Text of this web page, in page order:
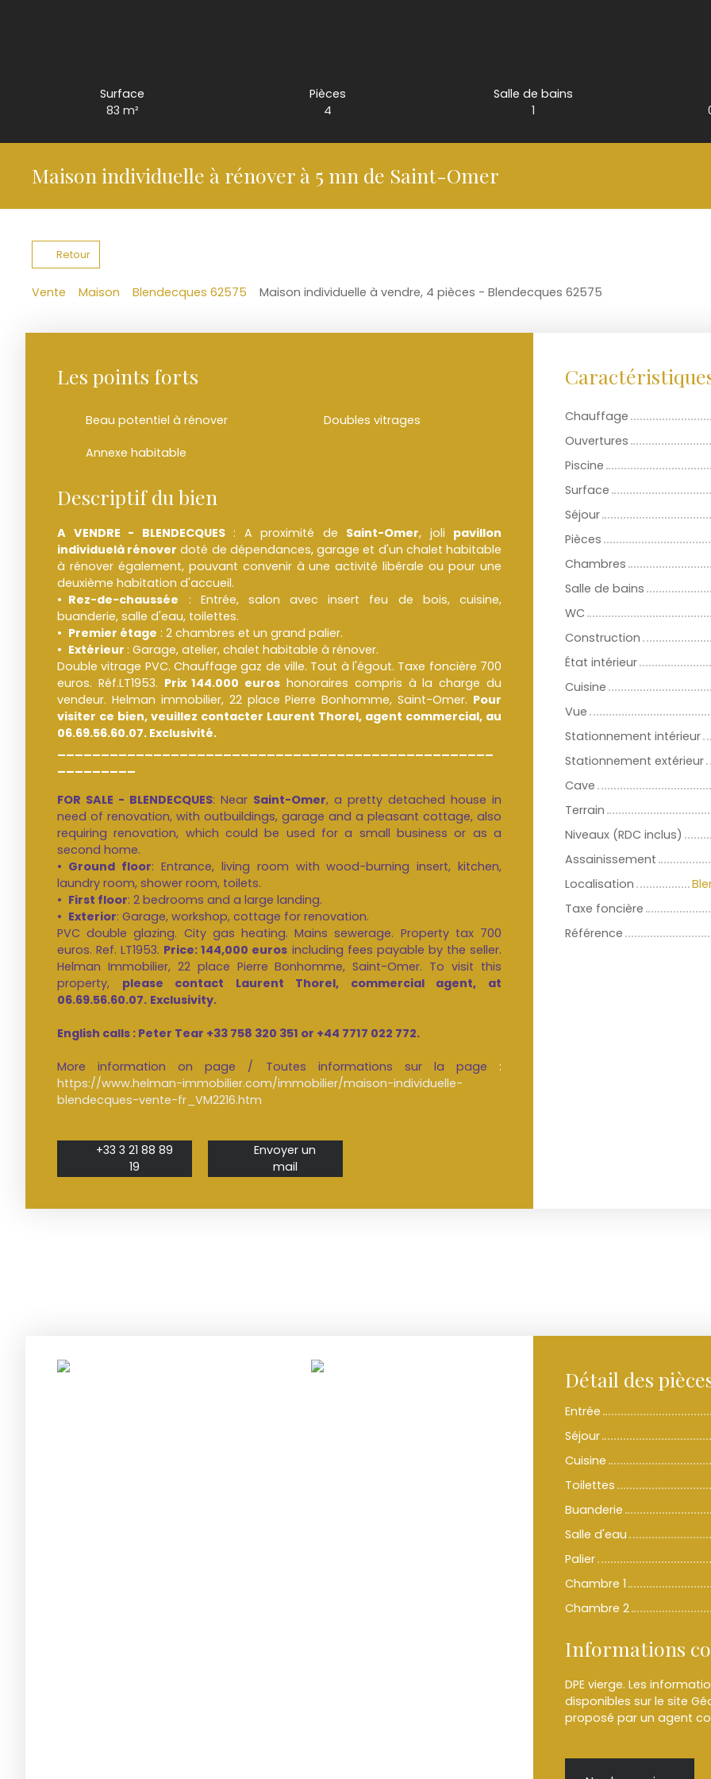
Surface
83 m²
Pièces
4
Salle de bains
1
Maison individuelle à rénover à 5 mn de Saint-Omer
Retour
Vente Maison Blendecques 62575 Maison individuelle à vendre, 4 pièces - Blendecques 62575
Les points forts
Beau potentiel à rénover Doubles vitrages
Annexe habitable
Descriptif du bien
A VENDRE - BLENDECQUES: A proximité de Saint-Omer, joli pavillon
individuelà rénover doté de dépendances, garage et d'un chalet habitable
à rénover également, pouvant convenir à une activité libérale ou pour une
deuxième habitation d'accueil.
Rez-de-chaussée : Entrée, salon avec insert feu de bois, cuisine,
buanderie, salle d'eau, toilettes.
Premier étage : 2 chambres et un grand palier.
Extérieur: Garage, atelier, chalet habitable à rénover.
Double vitrage PVC. Chauffage gaz de ville. Tout à l'égout. Taxe foncière 700
euros. Réf.LT1953. Prix 144.000 euros honoraires compris à la charge du
vendeur. Helman immobilier, 22 place Pierre Bonhomme, Saint-Omer. Pour
visiter ce bien, veuillez contacter Laurent Thorel, agent commercial, au
06.69.56.60.07. Exclusivité.
FOR SALE - BLENDECQUES: Near Saint-Omer, a pretty detached house in
need of renovation, with outbuildings, garage and a pleasant cottage, also
requiring renovation, which could be used for a small business or as a
second home.
Ground floor: Entrance, living room with wood-burning insert, kitchen,
laundry room, shower room, toilets.
First floor: 2 bedrooms and a large landing.
Exterior: Garage, workshop, cottage for renovation.
PVC double glazing. City gas heating. Mains sewerage. Property tax 700
euros. Ref. LT1953. Price: 144,000 euros including fees payable by the seller.
Helman Immobilier, 22 place Pierre Bonhomme, Saint-Omer. To visit this
property, please contact Laurent Thorel, commercial agent, at
06.69.56.60.07. Exclusivity.
English calls : Peter Tear +33 758 320 351 or +44 7717 022 772.
More information on page / Toutes informations sur la page :
https://www.helman-immobilier.com/immobilier/maison-individuelle-
blendecques-vente-fr_VM2216.htm
+33 3 21 88 89
19
Envoyer un
mail
Chauffage
Ouvertures
Piscine
Surface
Séjour
Pièces
Chambres
Salle de bains
WC
Construction
État intérieur
Cuisine
Vue
Stationnement intérieur
Stationnement extérieur
Cave
Terrain
Niveaux (RDC inclus)
Assainissement
Localisation
Taxe foncière
Référence
Détail des
Entrée
Séjour
Cuisine
Toilettes
Buanderie
Salle d'eau
Palier
Chambre 1
Chambre 2
Informations
DPE vierge. Les
disponibles sur le site
proposé par un agent